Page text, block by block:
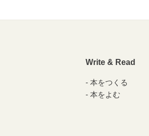
Write & Read
本をつくる
本をよむ